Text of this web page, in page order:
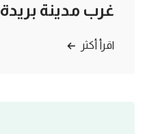
غرب مدينة بريدة
اقرأ أكثر